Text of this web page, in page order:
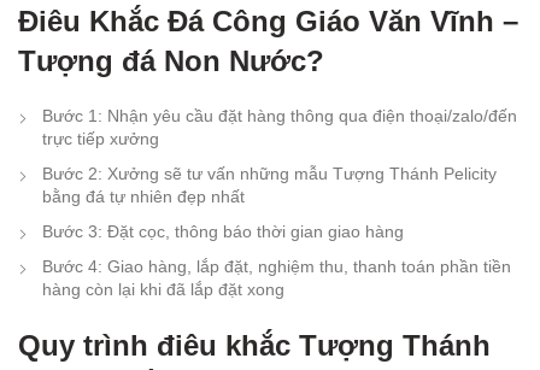
Điêu Khắc Đá Công Giáo Văn Vĩnh –
Tượng đá Non Nước?
Bước 1: Nhận yêu cầu đặt hàng thông qua điện thoại/zalo/đến
trực tiếp xưởng
Bước 2: Xưởng sẽ tư vấn những mẫu Tượng Thánh Pelicity
bằng đá tự nhiên đẹp nhất
Bước 3: Đặt cọc, thông báo thời gian giao hàng
Bước 4: Giao hàng, lắp đặt, nghiệm thu, thanh toán phần tiền
hàng còn lại khi đã lắp đặt xong
Quy trình điêu khắc Tượng Thánh